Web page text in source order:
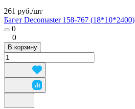
261 руб./шт
Багет Decomaster 158-767 (18*10*2400)
0
0
В корзину